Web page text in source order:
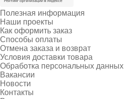
Полезная информация
Наши проекты
Как оформить заказ
Способы оплаты
Отмена заказа и возврат
Условия доставки товара
Обработка персональных данных
Вакансии
Новости
Контакты